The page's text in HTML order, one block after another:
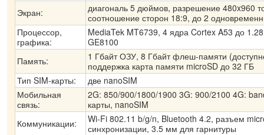
Экран:
диагональ 5 дюймов, разрешение 480x960
соотношение сторон 18:9, до 2
Процессор,
графика:
MediaTek MT6739, 4 ядра Cortex A53 до
GE8100
Память:
1 Гбайт ОЗУ, 8 Гбайт флеш-памяти
поддержка карта памяти microSD до 32 ГБ
Тип SIM-карты:
две nanoSIM
Мобильная
связь:
2G: 850/900/1800/1900 3G: 900/2100 4G:
карты, nanoSIM
Коммуникации:
Wi-Fi 802.11 b/g/n, Bluetooth 4.2, разъем
синхронизации, 3.5 мм для гарнитуры